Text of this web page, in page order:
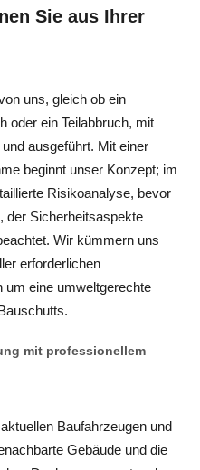
Sie aus Ihrer
uns, gleich ob ein
oder ein Teilabbruch, mit
ausgeführt. Mit einer
beginnt unser Konzept; im
Risikoanalyse, bevor
der Sicherheitsaspekte
Wir kümmern uns
erforderlichen
um eine umweltgerechte
mit professionellem
Baufahrzeugen und
Gebäude und die